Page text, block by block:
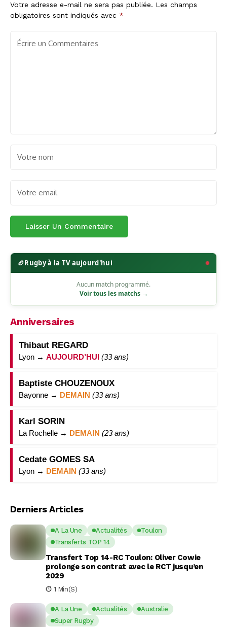
Votre adresse e-mail ne sera pas publiée. Les champs
obligatoires sont indiqués avec *
🏉Rugby à la TV aujourd'hui
Aucun match programmé.
Voir tous les matchs →
Anniversaires
Thibaut REGARD
Lyon → AUJOURD’HUI (33 ans)
Baptiste CHOUZENOUX
Bayonne → DEMAIN (33 ans)
Karl SORIN
La Rochelle → DEMAIN (23 ans)
Cedate GOMES SA
Lyon → DEMAIN (33 ans)
Derniers Articles
A La Une Actualités
Toulon
Transferts TOP 14
Transfert Top 14-RC Toulon: Oliver Cowie
prolonge son contrat avec le RCT jusqu’en
2029
1 Min(s)
A La Une Actualités
Australie
Super Rugby